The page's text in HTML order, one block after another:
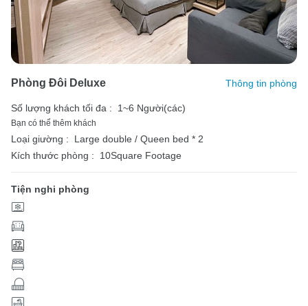
Phòng Đôi Deluxe Thông tin phòng
Số lượng khách tối đa : 1~6 Người(các)
Bạn có thể thêm khách
Loại giường :
Large double / Queen bed * 2
Kích thước phòng :
10Square Footage
Tiện nghi phòng